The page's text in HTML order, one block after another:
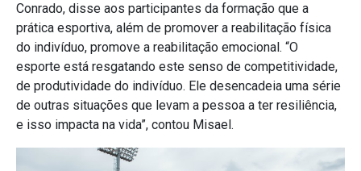
Conrado, disse aos participantes da formação que a
prática esportiva, além de promover a reabilitação física
do indivíduo, promove a reabilitação emocional. “O
esporte está resgatando este senso de competitividade,
de produtividade do indivíduo. Ele desencadeia uma série
de outras situações que levam a pessoa a ter resiliência,
e isso impacta na vida”, contou Misael.